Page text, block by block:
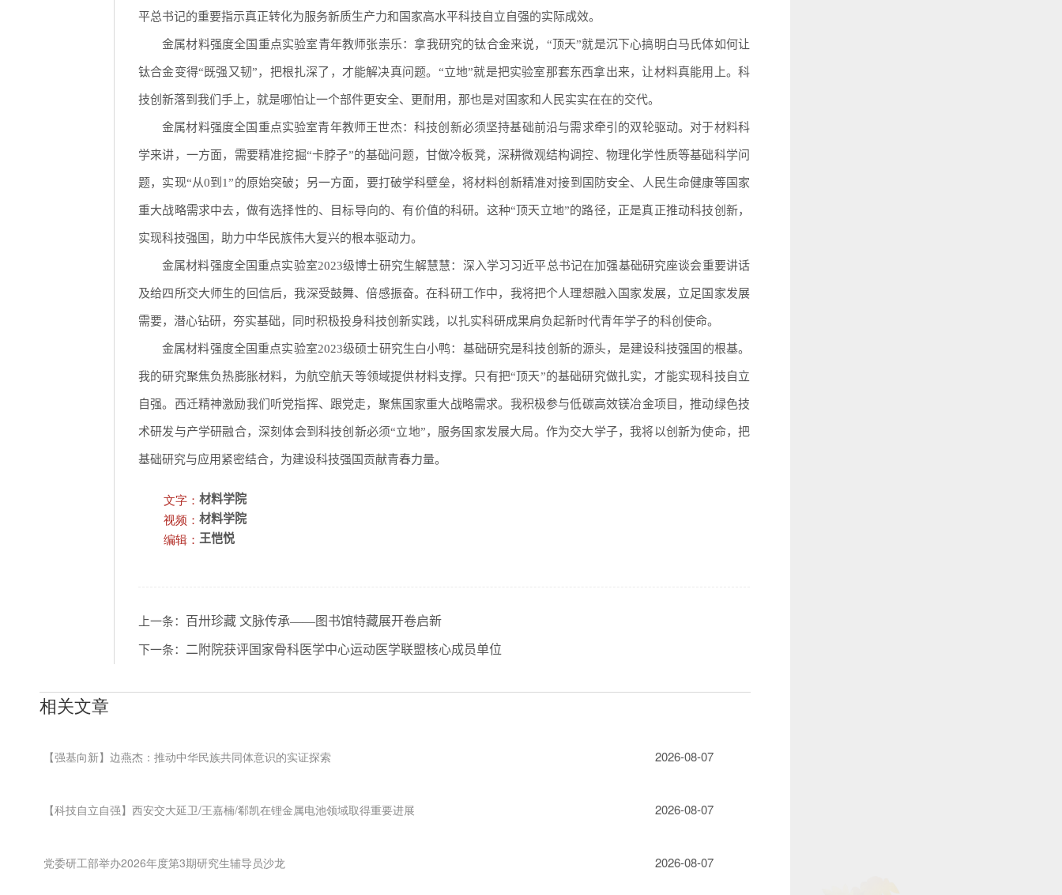
平总书记的重要指示真正转化为服务新质生产力和国家高水平科技自立自强的实际成效。
金属材料强度全国重点实验室青年教师张崇乐：拿我研究的钛合金来说，“顶天”就是沉下心搞明白马氏体如何让
钛合金变得“既强又韧”，把根扎深了，才能解决真问题。“立地”就是把实验室那套东西拿出来，让材料真能用上。科
技创新落到我们手上，就是哪怕让一个部件更安全、更耐用，那也是对国家和人民实实在在的交代。
金属材料强度全国重点实验室青年教师王世杰：科技创新必须坚持基础前沿与需求牵引的双轮驱动。对于材料科
学来讲，一方面，需要精准挖掘“卡脖子”的基础问题，甘做冷板凳，深耕微观结构调控、物理化学性质等基础科学问
题，实现“从0到1”的原始突破；另一方面，要打破学科壁垒，将材料创新精准对接到国防安全、人民生命健康等国家
重大战略需求中去，做有选择性的、目标导向的、有价值的科研。这种“顶天立地”的路径，正是真正推动科技创新，
实现科技强国，助力中华民族伟大复兴的根本驱动力。
金属材料强度全国重点实验室2023级博士研究生解慧慧： 深入学习习近平总书记在加强基础研究座谈会重要讲话
及给四所交大师生的回信后，我深受鼓舞、倍感振奋。在科研工作中，我将把个人理想融入国家发展，立足国家发展
需要，潜心钻研，夯实基础，同时积极投身科技创新实践，以扎实科研成果肩负起新时代青年学子的科创使命。
金属材料强度全国重点实验室2023级硕士研究生白小鸭： 基础研究是科技创新的源头，是建设科技强国的根基。
我的研究聚焦负热膨胀材料，为航空航天等领域提供材料支撑。只有把“顶天”的基础研究做扎实，才能实现科技自立
自强。西迁精神激励我们听党指挥、跟党走，聚焦国家重大战略需求。我积极参与低碳高效镁冶金项目，推动绿色技
术研发与产学研融合，深刻体会到科技创新必须“立地”，服务国家发展大局。作为交大学子，我将以创新为使命，把
基础研究与应用紧密结合，为建设科技强国贡献青春力量。
文字： 材料学院
视频： 材料学院
编辑： 王恺悦
上一条： 百卅珍藏 文脉传承——图书馆特藏展开卷启新
下一条： 二附院获评国家骨科医学中心运动医学联盟核心成员单位
相关文章
【强基向新】边燕杰：推动中华民族共同体意识的实证探索 2026-08-07
【科技自立自强】西安交大延卫/王嘉楠/郗凯在锂金属电池领域取得重要进展 2026-08-07
党委研工部举办2026年度第3期研究生辅导员沙龙 2026-08-07